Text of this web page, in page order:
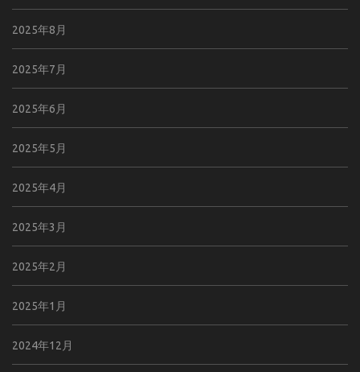
2025年8月
2025年7月
2025年6月
2025年5月
2025年4月
2025年3月
2025年2月
2025年1月
2024年12月